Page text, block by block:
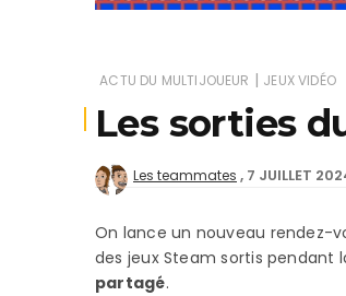
ACTU DU MULTIJOUEUR | JEUX VIDÉO
Les sorties
Les teammates 7 JUILLET
On lance un nouveau rendez-
des jeux Steam sortis pendant
partagé.